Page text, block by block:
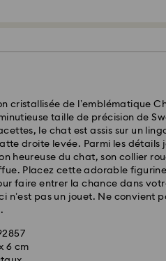
cristallisée de l’emblématique
taille de précision de
le chat est assis sur un
droite levée. Parmi les détails
heureuse du chat, son collier
Placez cette adorable
faire entrer la chance dans
n’est pas un jouet. Ne convient
6 cm